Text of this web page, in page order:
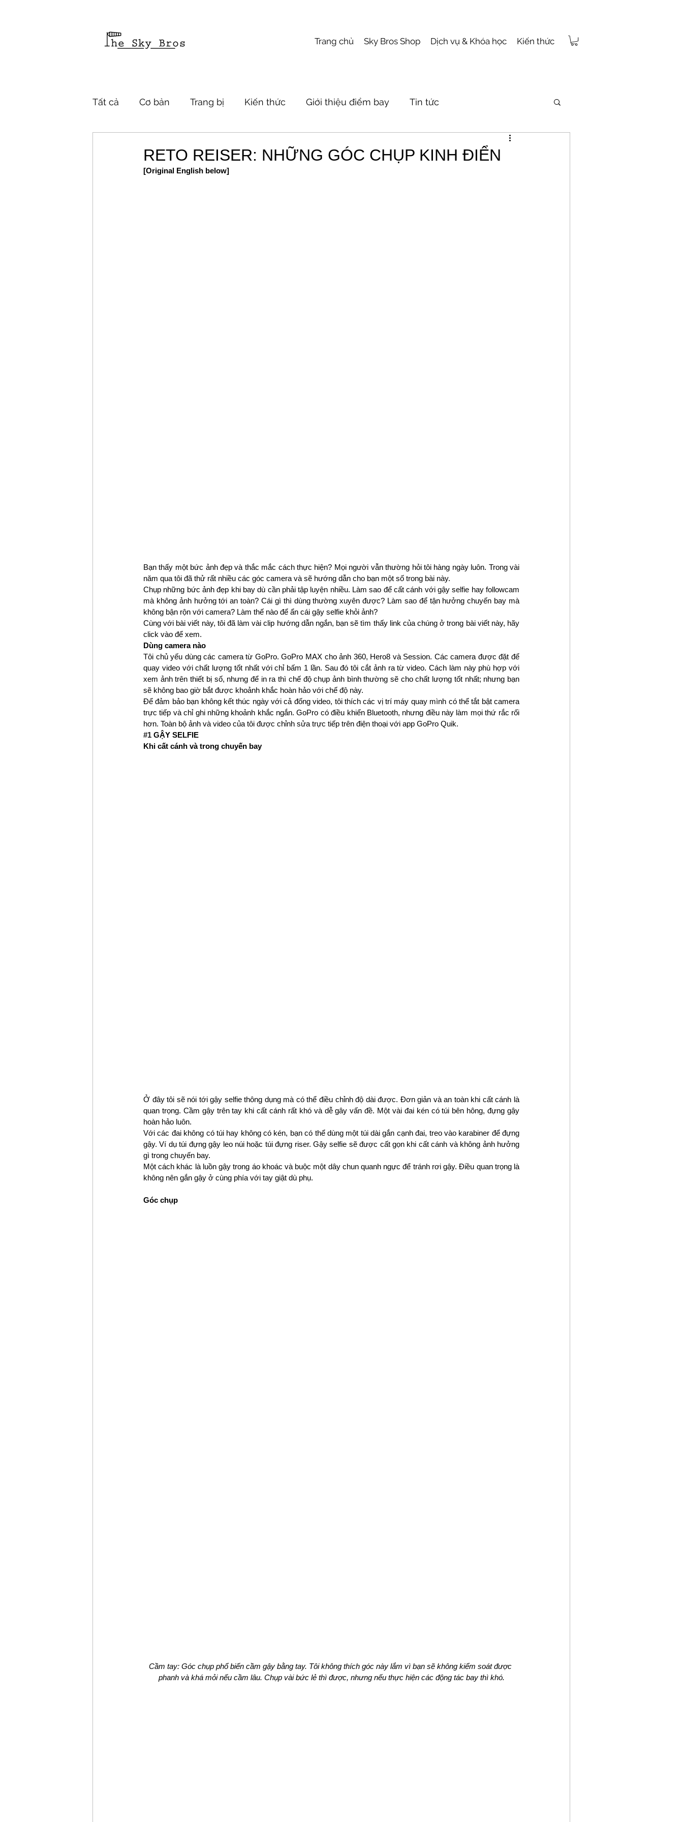
Trang chủ Sky Bros Shop Dịch vụ & Khóa học Kiến thức
Tất cả Cơ bản Trang bị Kiến thức Giới thiệu điểm bay Tin tức
RETO REISER: NHỮNG GÓC CHỤP KINH ĐIỂN
[Original English below]
Bạn thấy một bức ảnh đẹp và thắc mắc cách thực hiện? Mọi người vẫn thường hỏi tôi hàng ngày luôn. Trong vài
năm qua tôi đã thử rất nhiều các góc camera và sẽ hướng dẫn cho bạn một số trong bài này.
Chụp những bức ảnh đẹp khi bay dù cần phải tập luyện nhiều. Làm sao để cất cánh với gậy selfie hay followcam
mà không ảnh hưởng tới an toàn? Cái gì thì dùng thường xuyên được? Làm sao để tận hưởng chuyến bay mà
không bận rộn với camera? Làm thế nào để ẩn cái gậy selfie khỏi ảnh?
Cùng với bài viết này, tôi đã làm vài clip hướng dẫn ngắn, bạn sẽ tìm thấy link của chúng ở trong bài viết này, hãy
click vào để xem.
Dùng camera nào
Tôi chủ yếu dùng các camera từ GoPro. GoPro MAX cho ảnh 360, Hero8 và Session. Các camera được đặt để
quay video với chất lượng tốt nhất với chỉ bấm 1 lần. Sau đó tôi cắt ảnh ra từ video. Cách làm này phù hợp với
xem ảnh trên thiết bị số, nhưng để in ra thì chế độ chụp ảnh bình thường sẽ cho chất lượng tốt nhất; nhưng bạn
sẽ không bao giờ bắt được khoảnh khắc hoàn hảo với chế độ này.
Để đảm bảo bạn không kết thúc ngày với cả đống video, tôi thích các vị trí máy quay mình có thể tắt bật camera
trực tiếp và chỉ ghi những khoảnh khắc ngắn. GoPro có điều khiển Bluetooth, nhưng điều này làm mọi thứ rắc rối
hơn. Toàn bộ ảnh và video của tôi được chỉnh sửa trực tiếp trên điện thoại với app GoPro Quik.
#1 GẬY SELFIE
Khi cất cánh và trong chuyến bay
Ở đây tôi sẽ nói tới gậy selfie thông dụng mà có thể điều chỉnh độ dài được. Đơn giản và an toàn khi cất cánh là
quan trọng. Cầm gậy trên tay khi cất cánh rất khó và dễ gây vấn đề. Một vài đai kén có túi bên hông, đựng gậy
hoàn hảo luôn.
Với các đai không có túi hay không có kén, bạn có thể dùng một túi dài gắn cạnh đai, treo vào karabiner để đựng
gậy. Ví dụ túi đựng gậy leo núi hoặc túi đựng riser. Gậy selfie sẽ được cất gọn khi cất cánh và không ảnh hưởng
gì trong chuyến bay.
Một cách khác là luồn gậy trong áo khoác và buộc một dây chun quanh ngực để tránh rơi gậy. Điều quan trọng là
không nên gắn gậy ở cùng phía với tay giật dù phụ.
Góc chụp
Cầm tay: Góc chụp phổ biến cầm gậy bằng tay. Tôi không thích góc này lắm vì bạn sẽ không kiểm soát được
phanh và khá mỏi nếu cầm lâu. Chụp vài bức lẻ thì được, nhưng nếu thực hiện các động tác bay thì khó.